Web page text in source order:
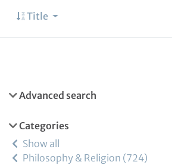
Title
Advanced search
Categories
Show all
Philosophy & Religion 724